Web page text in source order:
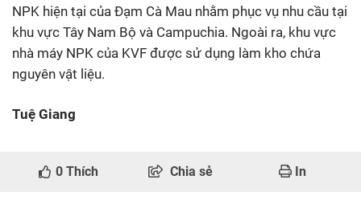
NPK hiện tại của Đạm Cà Mau nhằm phục vụ nhu cầu tại
khu vực Tây Nam Bộ và Campuchia. Ngoài ra, khu vực
nhà máy NPK của KVF được sử dụng làm kho chứa
nguyên vật liệu.
Tuệ Giang
0 Thích Chia sẻ In